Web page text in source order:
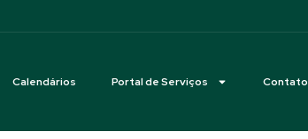
Calendários Portal de Serviços Contato